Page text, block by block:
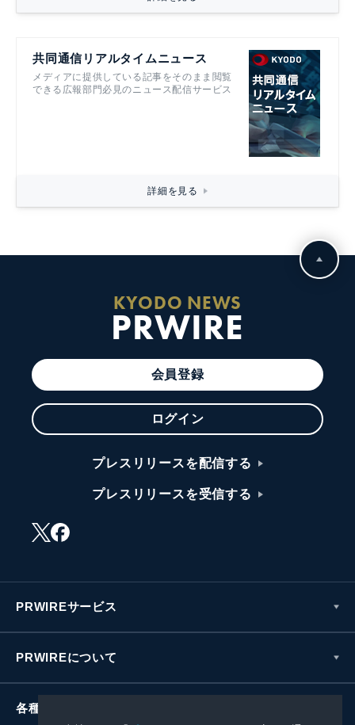
共同通信リアルタイムニュース
メディアに提供している記事をそのまま閲覧
できる広報部門必見のニュース配信サービス
詳細を見る
KYODO NEWS
PRWIRE
会員登録
ログイン
プレスリリースを配信する
プレスリリースを受信する
PRWIREサービス
PRWIREについて
各種お問い合わせ